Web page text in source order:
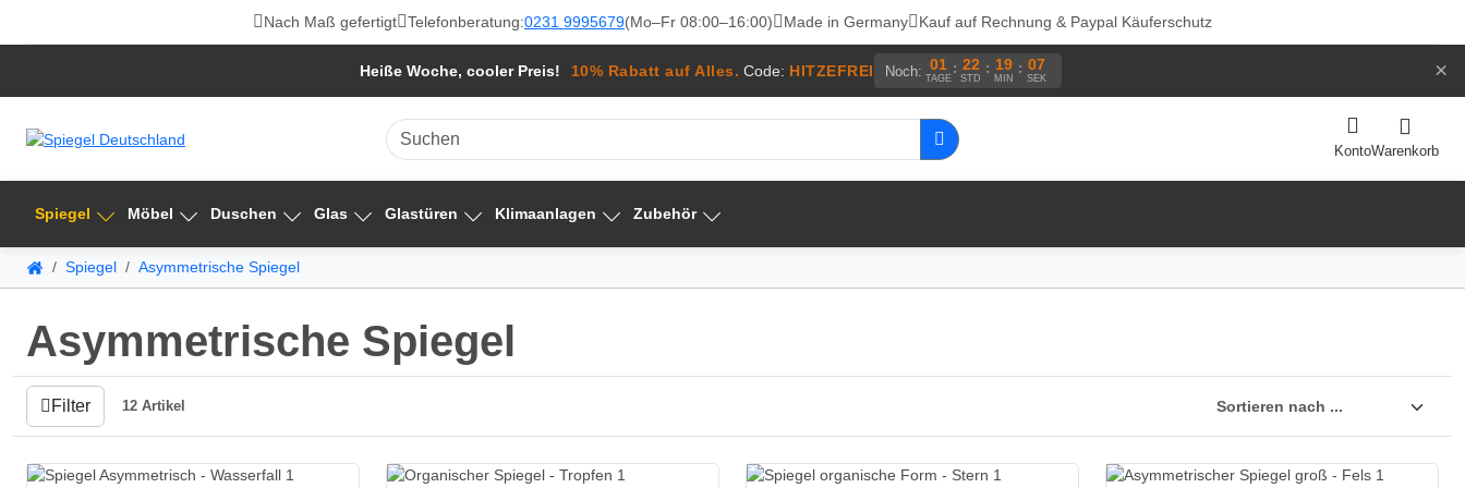
Nach Maß gefertigt Telefonberatung:0231 9995679(Mo–Fr 08:00–16:00) Made in Germany Kauf auf Rechnung & Paypal Käuferschutz
Heiße Woche, cooler Preis! 10% Rabatt auf Alles. Code: HITZEFREI Noch: 01
TAGE
: 22
STD
: 19
MIN
: 06
SEK ×
KontoWarenkorb
Spiegel Möbel Duschen Glas Glastüren Klimaanlagen Zubehör
Spiegel Asymmetrische Spiegel
Asymmetrische Spiegel
Filter 12 Artikel